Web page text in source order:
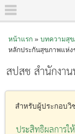
หน้าแรก» บทความสุ
หลักประกันสุขภาพแห่ง
สปสช สำนักงา
สำหรับผู้ประกอบวิ
ประสิทธิผลการใ